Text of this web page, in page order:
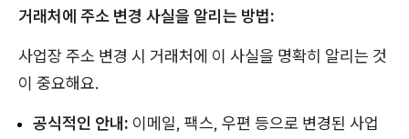
거래처에 주소 변경 사실을 알리는 방법:
사업장 주소 변경 시 거래처에 이 사실을 명확히 알리는 것
이 중요해요.
공식적인 안내: 이메일, 팩스, 우편 등으로 변경된 사업